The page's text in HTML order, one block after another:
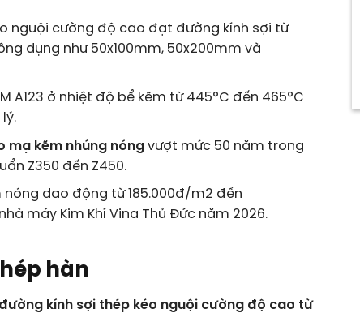
nguội cường độ cao đạt đường kính sợi từ
dụng như 50x100mm, 50x200mm và
A123 ở nhiệt độ bể kẽm từ 445°C đến 465°C
mạ kẽm nhúng nóngvượt mức 50 năm trong
Z350 đến Z450.
dao động từ 185.000đ/m2 đến
máy Kim Khí Vina Thủ Đức năm 2026.
hàn
đường kính sợi thép kéo nguội cường độ cao từ